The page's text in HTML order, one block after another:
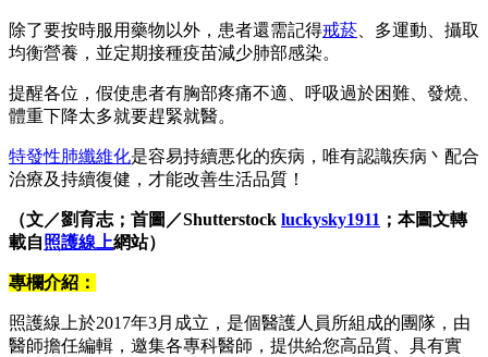
除了要按時服用藥物以外，患者還需記得戒菸 、多運動、攝取
均衡營養，並定期接種疫苗減少肺部感染。
提醒各位，假使患者有胸部疼痛不適、呼吸過於困難、發燒、
體重下降太多就要趕緊就醫。
特發性肺纖維化是容易持續悪化的疾病，唯有認識疾病丶配合
治療及持續復健，才能改善生活品質！
（文／劉育志；首圖／​Shutterstock luckysky1911 ；本圖文轉
載自照護線上網站）
專欄介紹：
照護線上於2017年3月成立，是個醫護人員所組成的團隊，由
醫師擔任編輯，邀集各專科醫師，提供給您高品質、具有實